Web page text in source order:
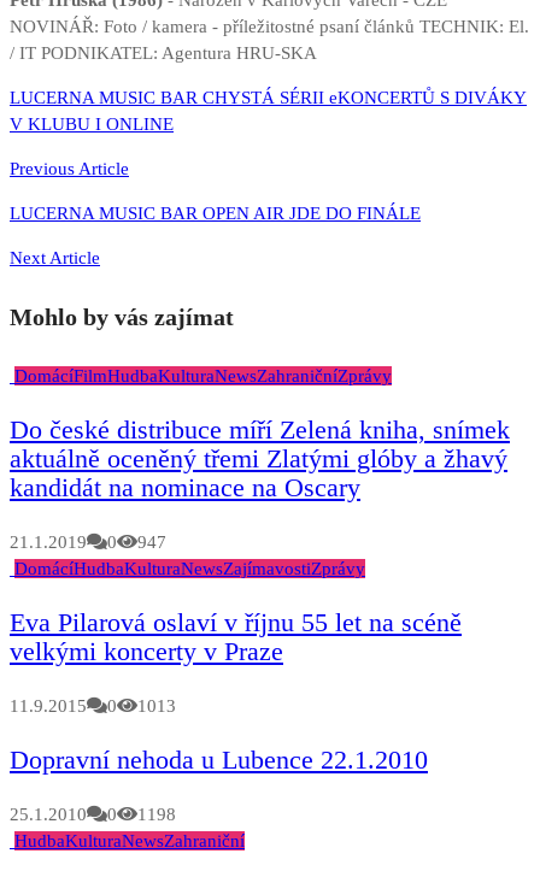
NOVINÁŘ: Foto / kamera - příležitostné psaní článků TECHNIK: El.
/ IT PODNIKATEL: Agentura HRU-SKA
Navigace
pro
příspěvek
LUCERNA MUSIC BAR CHYSTÁ SÉRII eKONCERTŮ S DIVÁKY
V KLUBU I ONLINE
Previous Article
LUCERNA MUSIC BAR OPEN AIR JDE DO FINÁLE
Next Article
Mohlo by vás zajímat
DomácíFilmHudbaKulturaNewsZahraničníZprávy
Do české distribuce míří Zelená kniha, snímek
aktuálně oceněný třemi Zlatými glóby a žhavý
kandidát na nominace na Oscary
21.1.2019 0
947
DomácíHudbaKulturaNewsZajímavostiZprávy
Eva Pilarová oslaví v říjnu 55 let na scéně
velkými koncerty v Praze
11.9.2015 0 1013
Dopravní nehoda u Lubence 22.1.2010
25.1.2010 0
1198
HudbaKulturaNewsZahraniční